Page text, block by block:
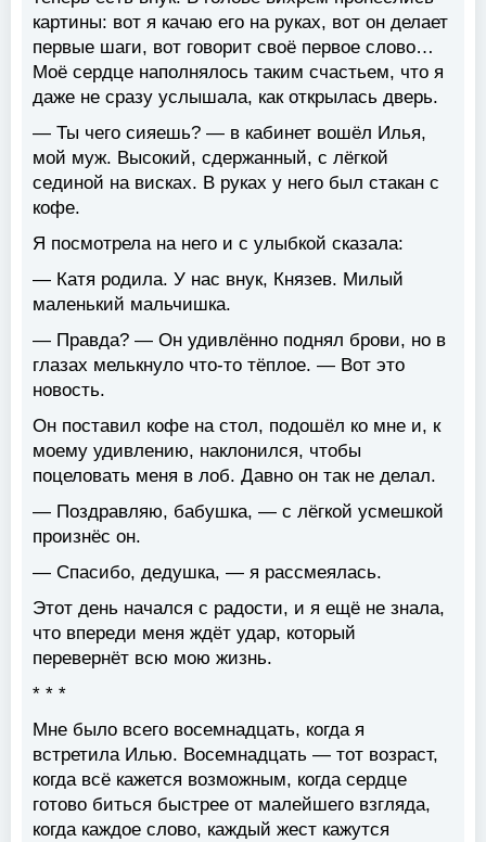
картины: вот я качаю его на руках, вот он делает
первые шаги, вот говорит своё первое слово…
Моё сердце наполнялось таким счастьем, что я
даже не сразу услышала, как открылась дверь.
— Ты чего сияешь? — в кабинет вошёл Илья,
мой муж. Высокий, сдержанный, с лёгкой
сединой на висках. В руках у него был стакан с
кофе.
Я посмотрела на него и с улыбкой сказала:
— Катя родила. У нас внук, Князев. Милый
маленький мальчишка.
— Правда? — Он удивлённо поднял брови, но в
глазах мелькнуло что-то тёплое. — Вот это
новость.
Он поставил кофе на стол, подошёл ко мне и, к
моему удивлению, наклонился, чтобы
поцеловать меня в лоб. Давно он так не делал.
— Поздравляю, бабушка, — с лёгкой усмешкой
произнёс он.
— Спасибо, дедушка, — я рассмеялась.
Этот день начался с радости, и я ещё не знала,
что впереди меня ждёт удар, который
перевернёт всю мою жизнь.
* * *
Мне было всего восемнадцать, когда я
встретила Илью. Восемнадцать — тот возраст,
когда всё кажется возможным, когда сердце
готово биться быстрее от малейшего взгляда,
когда каждое слово, каждый жест кажутся